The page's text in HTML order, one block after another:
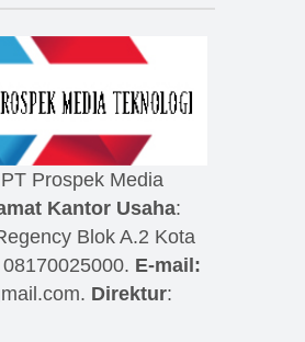
PT Prospek Media
Kantor Usaha:
Blok A.2 Kota
08170025000. E-mail:
. Direktur: